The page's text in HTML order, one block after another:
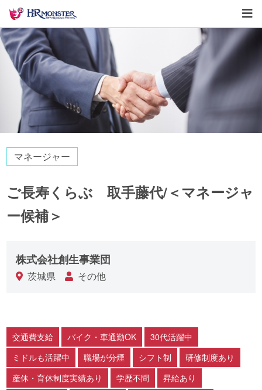
マネージャー
ご長寿くらぶ 取手藤代/＜マネージャ
ー候補＞
株式会社創生事業団
茨城県 その他
交通費支給 バイク・車通勤OK
30代活躍中
ミドルも活躍中
職場が分煙 シフト制
研修制度あり
産休・育休制度実績あり
学歴不問
昇給あり